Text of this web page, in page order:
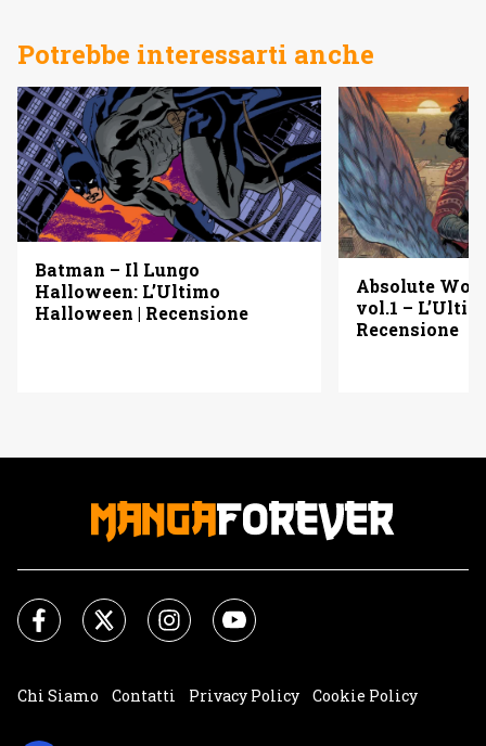
Potrebbe interessarti anche
Batman – Il Lungo
Halloween: L’Ultimo
Halloween | Recensione
Absolute
vol.1 –
Recensione
Chi Siamo Contatti Privacy Policy
Cookie Policy